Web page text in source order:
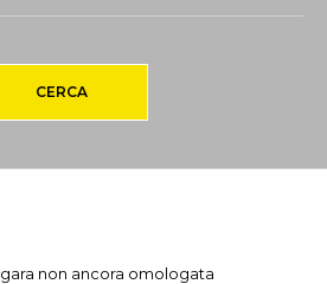
CERCA
non ancora omologata